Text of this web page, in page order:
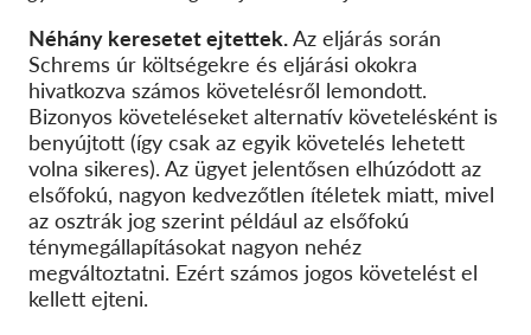
Néhány keresetet ejtettek.Az eljárás során
Schrems úr költségekre és eljárási okokra
hivatkozva számos követelésről lemondott.
Bizonyos követeléseket alternatív követelésként is
benyújtott (így csak az egyik követelés lehetett
volna sikeres). Az ügyet jelentősen elhúzódott az
elsőfokú, nagyon kedvezőtlen ítéletek miatt, mivel
az osztrák jog szerint például az elsőfokú
ténymegállapításokat nagyon nehéz
megváltoztatni. Ezért számos jogos követelést el
kellett ejteni.